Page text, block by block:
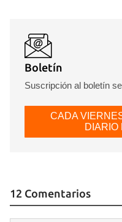
Boletín
Suscripción al boletín
CADA
DIARIO
12 Comentarios